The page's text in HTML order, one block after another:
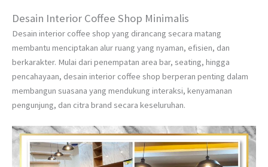
Desain Interior Coffee Shop Minimalis
Desain interior coffee shop yang dirancang secara matang
membantu menciptakan alur ruang yang nyaman, efisien, dan
berkarakter. Mulai dari penempatan area bar, seating, hingga
pencahayaan, desain interior coffee shop berperan penting dalam
membangun suasana yang mendukung interaksi, kenyamanan
pengunjung, dan citra brand secara keseluruhan.